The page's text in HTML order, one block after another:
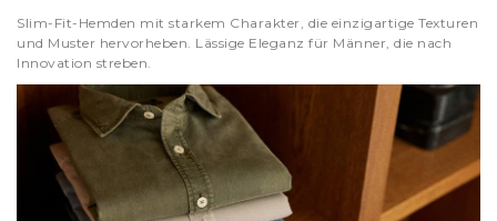
Slim-Fit-Hemden mit starkem Charakter, die einzigartige Texturen
und Muster hervorheben. Lässige Eleganz für Männer, die nach
Innovation streben.